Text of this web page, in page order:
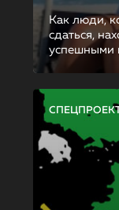
Как люди,
сдаться,
успешными